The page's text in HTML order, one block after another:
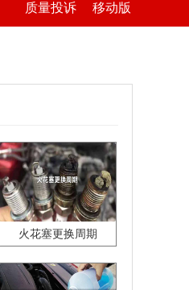
质量投诉 移动版
火花塞更换周期